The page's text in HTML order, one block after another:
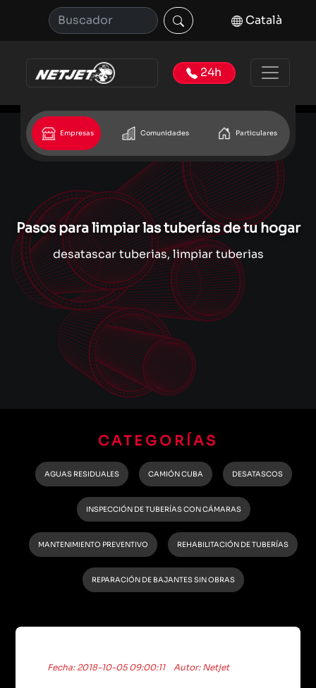
Català
24h
Empresas Comunidades Particulares
Pasos para limpiar las tuberías de tu hogar
desatascar tuberias, limpiar tuberias
CATEGORÍAS
AGUAS RESIDUALES CAMIÓN CUBA DESATASCOS
INSPECCIÓN DE TUBERÍAS CON CÁMARAS
MANTENIMIENTO PREVENTIVO REHABILITACIÓN DE TUBERÍAS
REPARACIÓN DE BAJANTES SIN OBRAS
Fecha: 2018-10-05 09:00:11 Autor: Netjet